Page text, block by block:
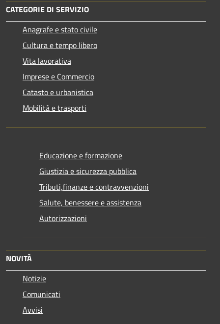
CATEGORIE DI SERVIZIO
Anagrafe e stato civile
Cultura e tempo libero
Vita lavorativa
Imprese e Commercio
Catasto e urbanistica
Mobilità e trasporti
Educazione e formazione
Giustizia e sicurezza pubblica
Tributi,finanze e contravvenzioni
Salute, benessere e assistenza
Autorizzazioni
NOVITÀ
Notizie
Comunicati
Avvisi